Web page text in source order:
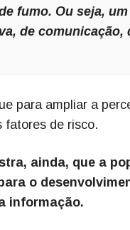
fumo. Ou seja,
de comunicação,
para ampliar a
fatores de risco.
ainda, que a
o
informação.